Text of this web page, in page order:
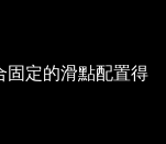
固定的滑點配置得